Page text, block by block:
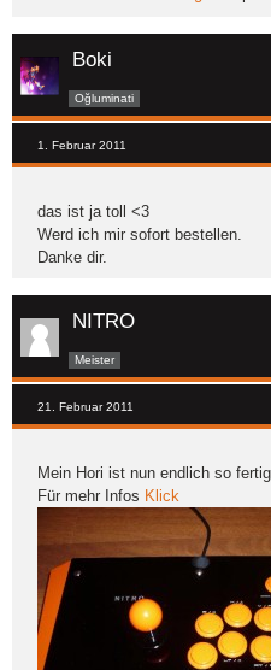
Boki
Oğluminati
1. Februar 2011
das ist ja toll <3
Werd ich mir sofort bestellen.
Danke dir.
NITRO
Meister
21. Februar 2011
Mein Hori ist nun endlich so
Für mehr Infos Klick